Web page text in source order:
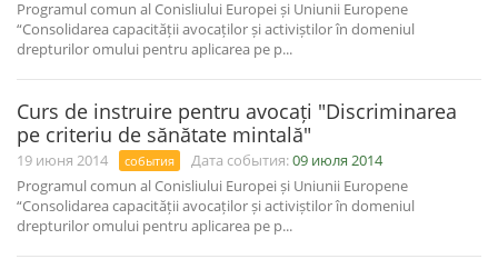
Programul comun al Conisliului Europei și Uniunii Europene
“Consolidarea capacității avocaților și activiștilor în domeniul
drepturilor omului pentru aplicarea pe p...
Curs de instruire pentru avocați "Discriminarea
pe criteriu de sănătate mintală"
19 июня 2014 события Дата события:09 июля 2014
Programul comun al Conisliului Europei și Uniunii Europene
“Consolidarea capacității avocaților și activiștilor în domeniul
drepturilor omului pentru aplicarea pe p...